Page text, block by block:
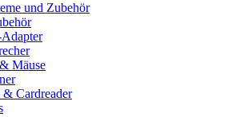
und Zubehör
Mäuse
Cardreader